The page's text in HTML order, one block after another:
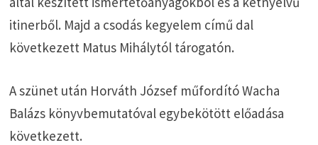
itinerből. Majd a csodás kegyelem című dal
következett Matus Mihálytól tárogatón.
A szünet után Horváth József műfordító Wacha
Balázs könyvbemutatóval egybekötött előadása
következett.